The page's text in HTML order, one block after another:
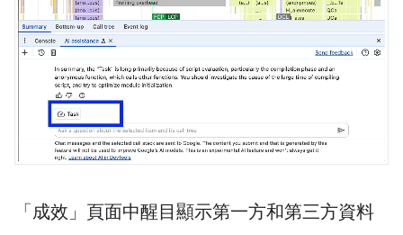
「成效」頁面中醒目顯示第一方和第三方資料